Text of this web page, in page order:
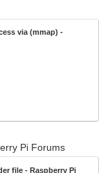
via (mmap) -
Pi Forums
file - Raspberry Pi